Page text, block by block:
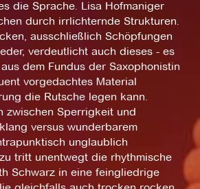
die Sprache. Lisa Hofmaniger
durch irrlichternde Strukturen.
ausschließlich Schöpfungen
verdeutlicht auch dieses - es
dem Fundus der Saxophonistin
vorgedachtes Material
die Rutsche legen kann.
zwischen Sperrigkeit und
versus wunderbarem
unglaublich
tritt unentwegt die rhythmische
Schwarz in eine feingliedrige